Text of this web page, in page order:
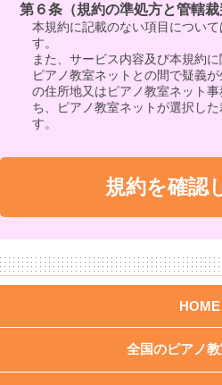
第６条（規約の準処方と管轄裁
本規約に記載のない項目につい
す。
また、サービス内容及び本規約
ピアノ教室ネットとの間で疑義
の住所地又はピアノ教室ネット
ち、ピアノ教室ネットが選択し
す。
HOME
全国のピアノ